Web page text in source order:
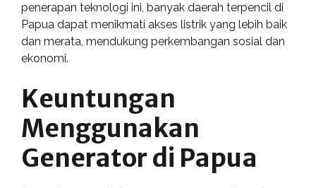
penerapan teknologi ini, banyak daerah terpencil di
Papua dapat menikmati akses listrik yang lebih baik
dan merata, mendukung perkembangan sosial dan
ekonomi.
Keuntungan
Menggunakan
Generator di Papua